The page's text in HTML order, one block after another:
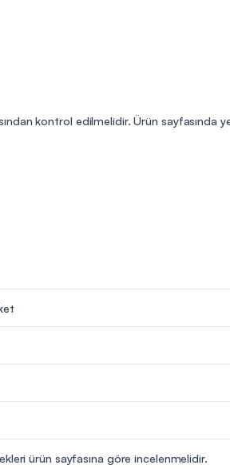
kontrol edilmelidir. Ürün sayfasında
ürün sayfasına göre incelenmelidir.